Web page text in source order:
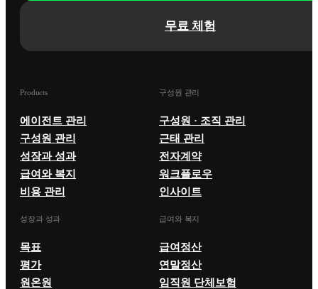
무료 체험
Products
에이전트 관리
구성원 관리
성장과 성과
급여와 복지
비용 관리
구성원 관리
구성원 · 조직 관리
근태 관리
전자계약
워크플로우
인사이트
성장과 성과
목표
평가
원온원
급여와 복지
급여정산
연말정산
임직원 단체보험